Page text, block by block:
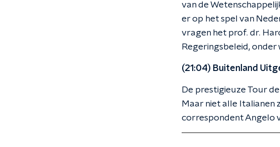
van de
er op het spel van
vragen het prof. dr.
Regeringsbeleid,
(21:04) Buitenland
De prestigieuze Tour
Maar niet alle Italianen
correspondent Angelo